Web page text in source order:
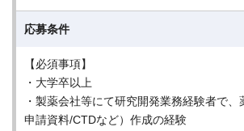
応募条件
【必須事項】
・大学卒以上
・製薬会社等にて研究開発業務経験者で
申請資料/CTDなど）作成の経験